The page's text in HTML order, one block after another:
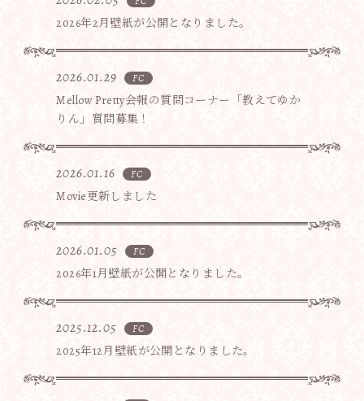
2026年2月壁紙が公開となりました。
2026.01.29 FC
Mellow Pretty会報の質問コーナー「教えてゆか
りん」質問募集！
2026.01.16 FC
Movie更新しました
2026.01.05 FC
2026年1月壁紙が公開となりました。
2025.12.05 FC
2025年12月壁紙が公開となりました。